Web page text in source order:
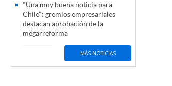
"Una muy buena noticia para
Chile": gremios empresariales
destacan aprobación de la
megarreforma
MÁS NOTICIAS